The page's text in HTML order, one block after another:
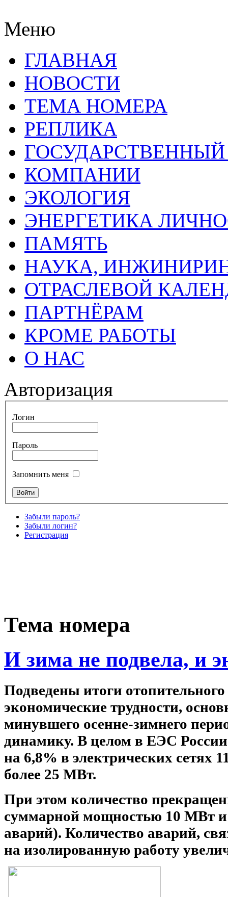
Меню
ГЛАВНАЯ
НОВОСТИ
ТЕМА НОМЕРА
РЕПЛИКА
КОМПАНИИ
ЭКОЛОГИЯ
ЭНЕРГЕТИКА
ПАМЯТЬ
НАУКА,
ОТРАСЛЕВОЙ
ПАРТНЁРАМ
КРОМЕ РАБОТЫ
О НАС
Авторизация
Логин
Пароль
Запомнить меня
Забыли пароль?
Забыли логин?
Регистрация
Тема номера
И зима не подвела, и
Подведены итоги
экономические трудности,
минувшего осенне-зимнего
динамику. В целом в ЕЭС
на 6,8% в электрических сетях
более 25 МВт.
При этом количество
суммарной мощностью 10 МВт и
аварий). Количество аварий,
на изолированную работу